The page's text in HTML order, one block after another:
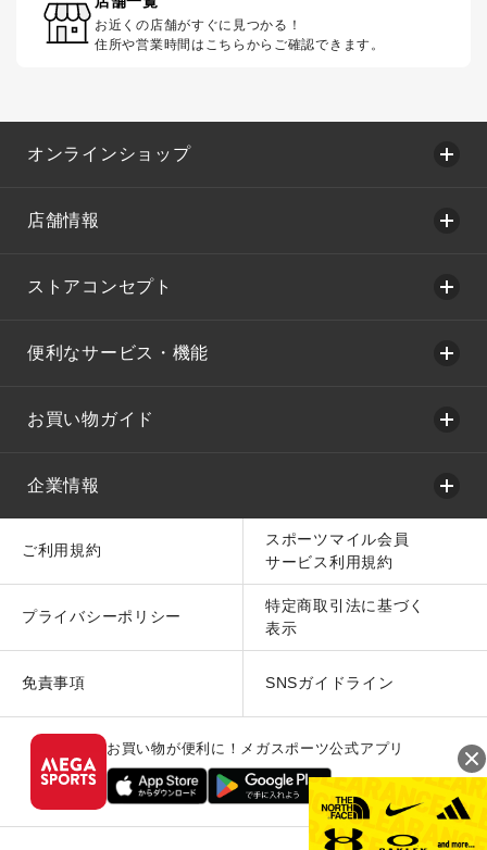
お近くの店舗がすぐに見つかる！
住所や営業時間はこちらからご確認できます。
オンラインショップ
店舗情報
ストアコンセプト
便利なサービス・機能
お買い物ガイド
企業情報
ご利用規約
スポーツマイル会員
サービス利用規約
プライバシーポリシー
特定商取引法に基づく
表示
免責事項 SNSガイドライン
お買い物が便利に！メガスポーツ公式アプリ